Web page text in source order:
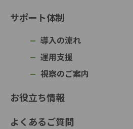
サポート体制
導入の流れ
運用支援
視察のご案内
お役立ち情報
よくあるご質問